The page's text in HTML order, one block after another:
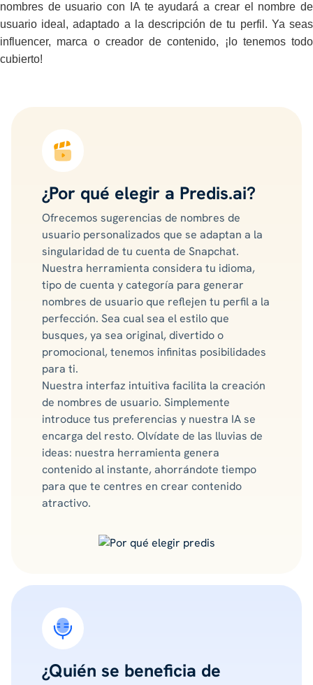
nombres de usuario con IA te ayudará a crear el nombre de
usuario ideal, adaptado a la descripción de tu perfil. Ya seas
influencer, marca o creador de contenido, ¡lo tenemos todo
cubierto!
¿Por qué elegir a Predis.ai?
Ofrecemos sugerencias de nombres de
usuario personalizados que se adaptan a la
singularidad de tu cuenta de Snapchat.
Nuestra herramienta considera tu idioma,
tipo de cuenta y categoría para generar
nombres de usuario que reflejen tu perfil a la
perfección. Sea cual sea el estilo que
busques, ya sea original, divertido o
promocional, tenemos infinitas posibilidades
para ti.
Nuestra interfaz intuitiva facilita la creación
de nombres de usuario. Simplemente
introduce tus preferencias y nuestra IA se
encarga del resto. Olvídate de las lluvias de
ideas: nuestra herramienta genera
contenido al instante, ahorrándote tiempo
para que te centres en crear contenido
atractivo.
¿Quién se beneficia de